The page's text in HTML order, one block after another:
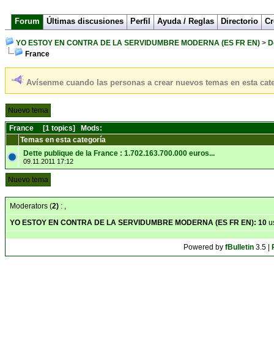
Forum Últimas discusiones Perfil Ayuda / Reglas Directorio
YO ESTOY EN CONTRA DE LA SERVIDUMBRE MODERNA (ES FR EN) >
France
Avísenme cuando las personas a crear nuevos temas en esta
Nuevo tema
France [1 topics]
Mods:
Temas en esta categoría
Dette publique de la France : 1.702.163.700.000 euros...
09.11.2011 17:12
Nuevo tema
Moderators (2) : ,
YO ESTOY EN CONTRA DE LA SERVIDUMBRE MODERNA (ES FR EN): 10
Powered by fBulletin 3.5 |